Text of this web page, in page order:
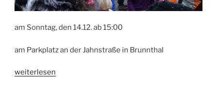
am Sonntag, den 14.12. ab 15:00
am Parkplatz an der Jahnstraße in Brunnthal
„Weihnachtsmarkt“
weiterlesen